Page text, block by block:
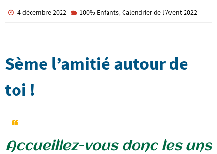
4 décembre 2022 100% Enfants, Calendrier de l’Avent 2022
Sème l’amitié autour de
toi !
Accueillez-vous donc les uns